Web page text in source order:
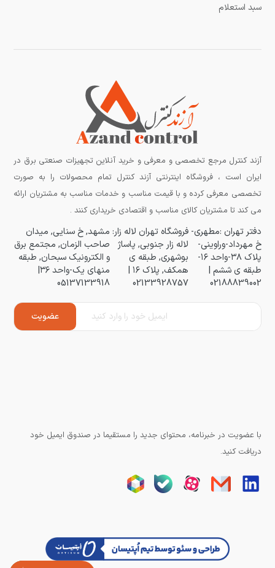
سبد استعلام
آزند کنترل مرجع تخصصی و معرفی و خرید آنلاین تجهیزات صنعتی برق در
ایران است ، فروشگاه اینترنتی آزند کنترل تمام محصولات را به صورت
تخصصی معرفی کرده و با قیمت مناسب و خدمات مناسب به مشتریان ارائه
می کند تا مشتریان کالای مناسب و اقتصادی خریداری کنند .
دفتر تهران :مطهری-
خ مهرداد-وراوینی-
پلاک ۳۸-واحد ۱۶-
طبقه ی ششم |
02188839002
فروشگاه تهران لاله زار:
لاله زار جنوبی, پاساژ
بوشهری, طبقه ی
همکف, پلاک ۱۶ |
02133928757
مشهد, خ سنایی, میدان
صاحب الزمان, مجتمع برق
و الکترونیک سبحان, طبقه
منهای یک-واحد ۳۶|
05137133918
با عضویت در خبرنامه، محتوای جدید را مستقیما در صندوق ایمیل خود
دریافت کنید.